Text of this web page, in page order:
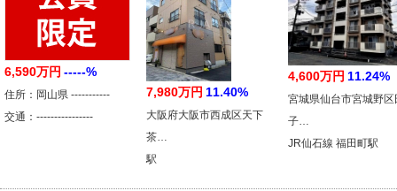
6,590万円 -----%
住所：岡山県 -----------
交通：----------------
7,980万円 11.40%
大阪府大阪市西成区天下
茶…
駅
4,600万円 11.24%
宮城県仙台市宮城野区
子…
JR仙石線 福田町駅